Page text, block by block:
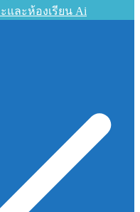
และห้องเรียน Ai